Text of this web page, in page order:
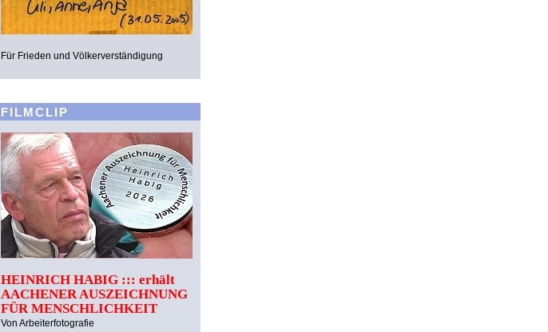
Für Frieden und Völkerverständigung
FILMCLIP
HEINRICH HABIG ::: erhält
AACHENER AUSZEICHNUNG
FÜR MENSCHLICHKEIT
Von Arbeiterfotografie